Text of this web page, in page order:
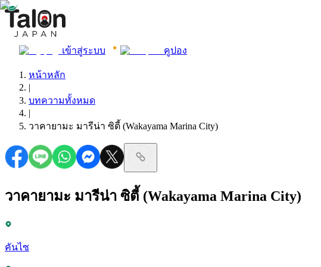
เข้าสู่ระบบ คูปอง
หน้าหลัก
|
บทความทั้งหมด
|
วาคายามะ มารีน่า ซิตี้ (Wakayama Marina City)
วาคายามะ มารีน่า ซิตี้ (Wakayama Marina City)
คันไซ